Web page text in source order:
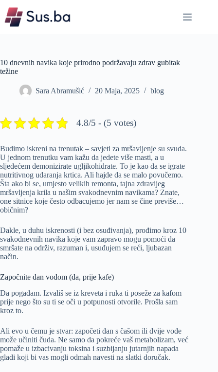
content
10 dnevnih navika koje prirodno podržavaju zdrav gubitak
težine
Sara Abramušić 20 Maja, 2025 blog
4.8/5 - (5 votes)
Budimo iskreni na trenutak – savjeti za mršavljenje su svuda.
U jednom trenutku vam kažu da jedete više masti, a u
sljedećem demonizirate ugljikohidrate. To je kao da se igrate
nutritivnog udaranja krtica. Ali hajde da se malo povučemo.
Šta ako bi se, umjesto velikih remonta, tajna zdravijeg
mršavljenja krila u našim svakodnevnim navikama? Znate,
one sitnice koje često odbacujemo jer nam se čine previše…
običnim?
Dakle, u duhu iskrenosti (i bez osuđivanja), prođimo kroz 10
svakodnevnih navika koje vam zapravo mogu pomoći da
smršate na održiv, razuman i, usuđujem se reći, ljubazan
način.
Započnite dan vodom (da, prije kafe)
Da pogađam. Izvališ se iz kreveta i ruka ti poseže za kafom
prije nego što su ti se oči u potpunosti otvorile. Prošla sam
kroz to.
Ali evo u čemu je stvar: započeti dan s čašom ili dvije vode
može učiniti čuda. Ne samo da pokreće vaš metabolizam, već
pomaže u izbacivanju toksina i suzbijanju jutarnjih napada
gladi koji bi vas mogli odmah navesti na slatki doručak.